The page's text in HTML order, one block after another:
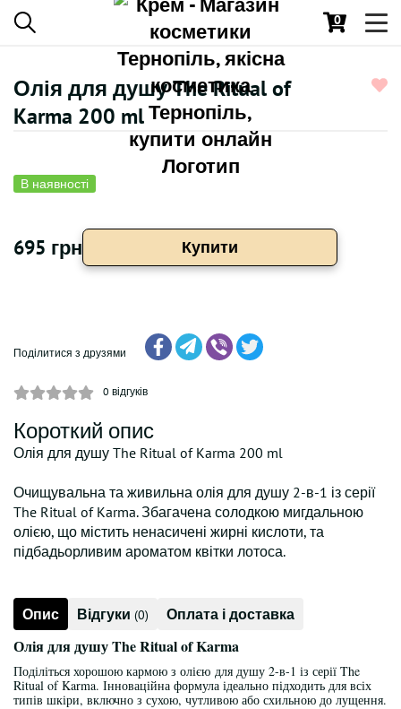
0
Олія для душу The Ritual of
Karma 200 ml
В наявності
695 грн Купити
Поділитися з друзями
0 відгуків
Короткий опис
Олія для душу The Ritual of Karma 200 ml
Очищувальна та живильна олія для душу 2-в-1 із серії
The Ritual of Karma. Збагачена солодкою мигдальною
олією, що містить ненасичені жирні кислоти, та
підбадьорливим ароматом квітки лотоса.
Опис Відгуки (0) Оплата і доставка
Олія для душу The Ritual of Karma
Поділіться хорошою кармою з олією для душу 2-в-1 із серії The
Ritual of Karma. Інноваційна формула ідеально підходить для всіх
типів шкіри, включно з сухою, чутливою або схильною до лущення.